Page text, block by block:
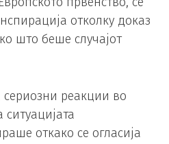
отколку доказ
што беше случајот
сериозни реакции во
откако се огласија